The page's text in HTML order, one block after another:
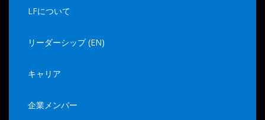
LFについて
リーダーシップ (EN)
キャリア
企業メンバー